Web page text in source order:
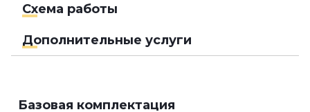
Схема работы
Дополнительные услуги
Базовая комплектация